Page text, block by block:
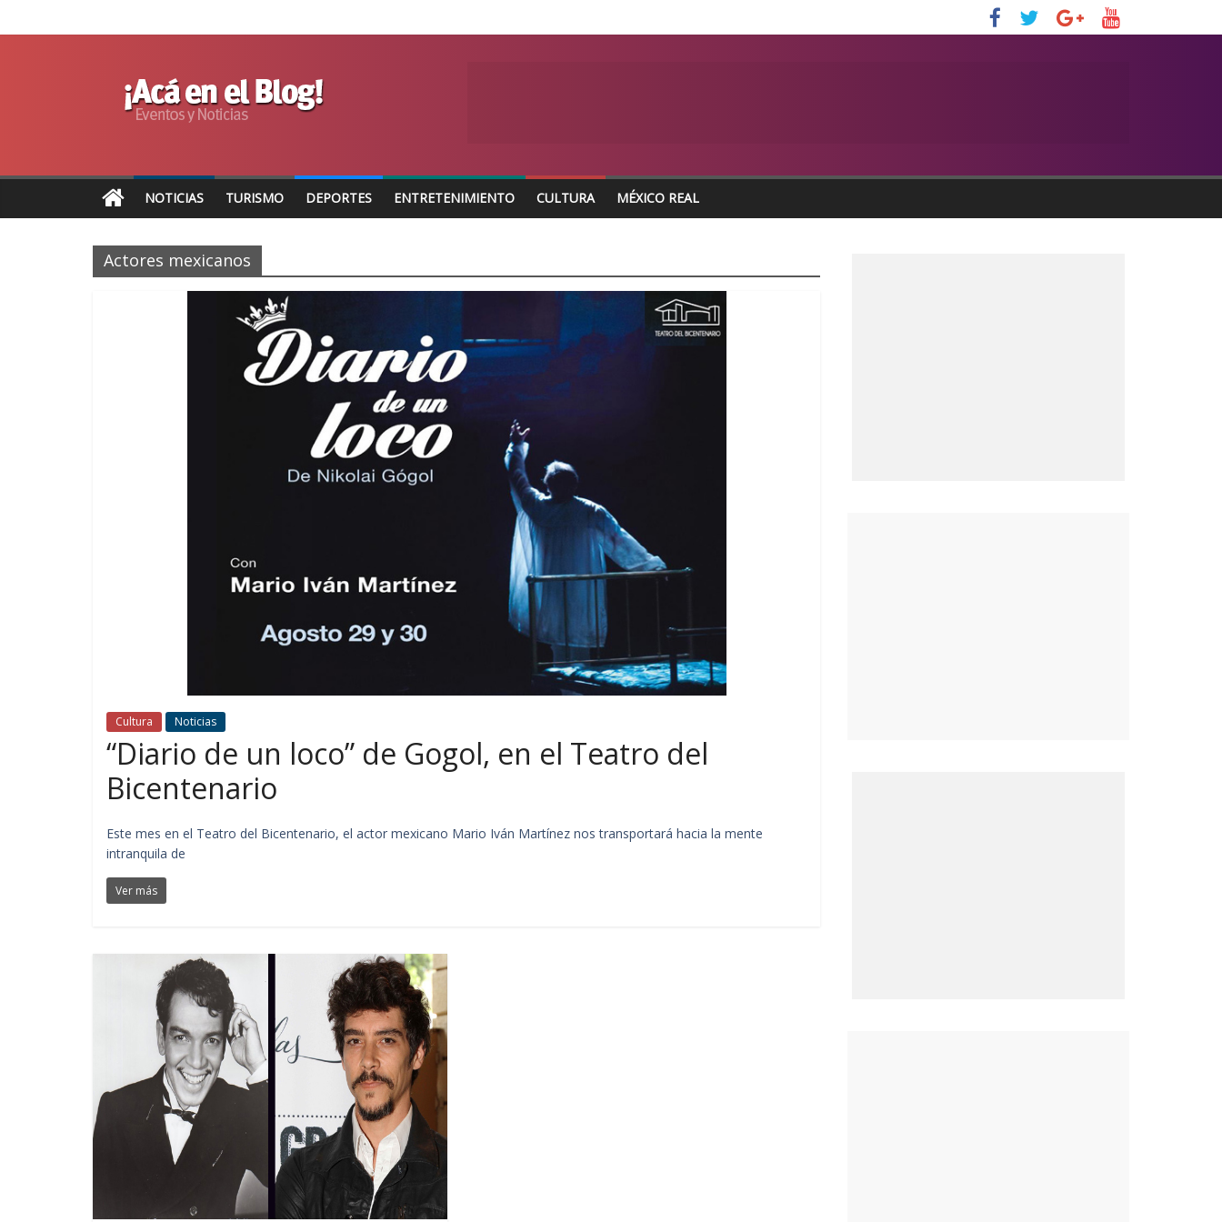
NOTICIAS TURISMO DEPORTES ENTRETENIMIENTO CULTURA MÉXICO REAL
Actores mexicanos
Cultura Noticias
“Diario de un loco” de Gogol, en el Teatro del
Bicentenario
Este mes en el Teatro del Bicentenario, el actor mexicano Mario Iván Martínez nos transportará hacia la mente
intranquila de
Ver más